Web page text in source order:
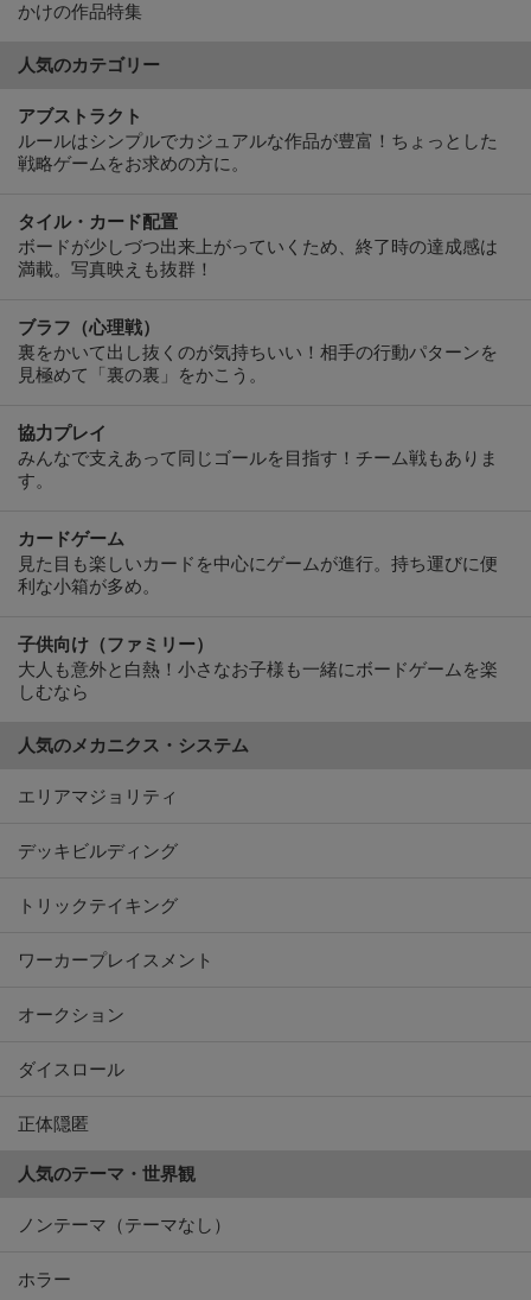
かけの作品特集
人気のカテゴリー
アブストラクト
ルールはシンプルでカジュアルな作品が豊富！ちょっとした
戦略ゲームをお求めの方に。
タイル・カード配置
ボードが少しづつ出来上がっていくため、終了時の達成感は
満載。写真映えも抜群！
ブラフ（心理戦）
裏をかいて出し抜くのが気持ちいい！相手の行動パターンを
見極めて「裏の裏」をかこう。
協力プレイ
みんなで支えあって同じゴールを目指す！チーム戦もありま
す。
カードゲーム
見た目も楽しいカードを中心にゲームが進行。持ち運びに便
利な小箱が多め。
子供向け（ファミリー）
大人も意外と白熱！小さなお子様も一緒にボードゲームを楽
しむなら
人気のメカニクス・システム
エリアマジョリティ
デッキビルディング
トリックテイキング
ワーカープレイスメント
オークション
ダイスロール
正体隠匿
人気のテーマ・世界観
ノンテーマ（テーマなし）
ホラー